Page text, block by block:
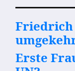
Friedrich
Erste